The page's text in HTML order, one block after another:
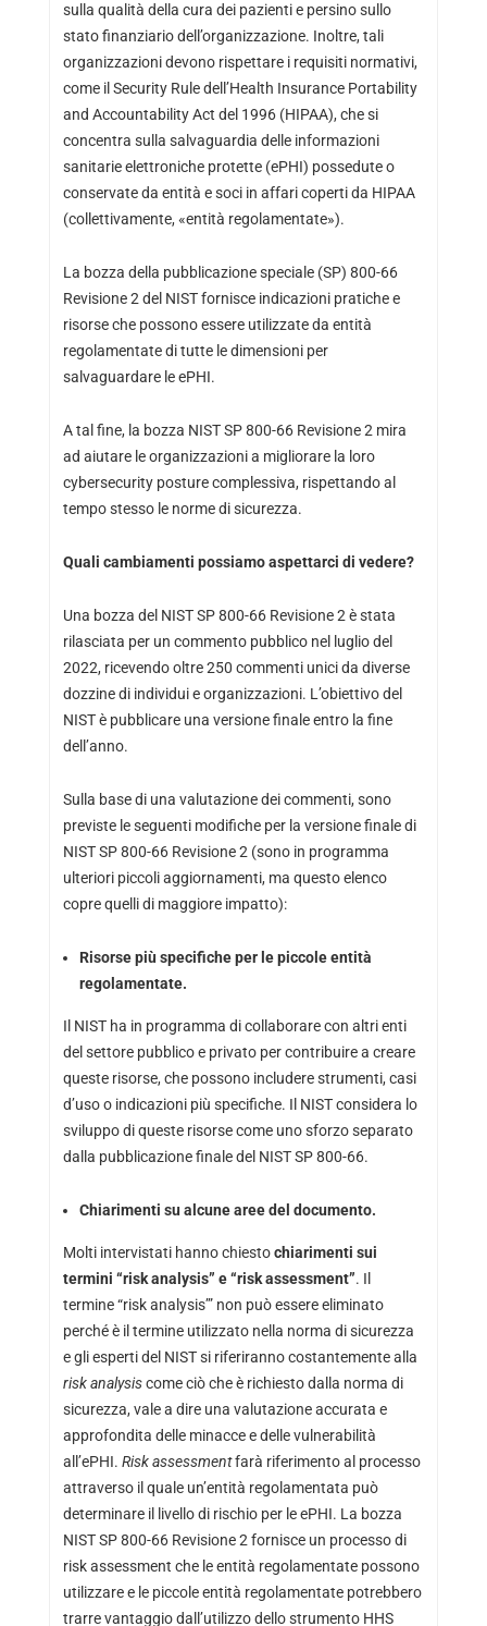
sulla qualità della cura dei pazienti e persino sullo
stato finanziario dell’organizzazione. Inoltre, tali
organizzazioni devono rispettare i requisiti normativi,
come il Security Rule dell’Health Insurance Portability
and Accountability Act del 1996 (HIPAA), che si
concentra sulla salvaguardia delle informazioni
sanitarie elettroniche protette (ePHI) possedute o
conservate da entità e soci in affari coperti da HIPAA
(collettivamente, «entità regolamentate»).
La bozza della pubblicazione speciale (SP) 800-66
Revisione 2 del NIST fornisce indicazioni pratiche e
risorse che possono essere utilizzate da entità
regolamentate di tutte le dimensioni per
salvaguardare le ePHI.
A tal fine, la bozza NIST SP 800-66 Revisione 2 mira
ad aiutare le organizzazioni a migliorare la loro
cybersecurity posture complessiva, rispettando al
tempo stesso le norme di sicurezza.
Quali cambiamenti possiamo aspettarci di vedere?
Una bozza del NISTSP 800-66 Revisione 2 è stata
rilasciata per un commento pubblico nel luglio del
2022, ricevendo oltre 250 commenti unici da diverse
dozzine di individui e organizzazioni. L’obiettivo del
NIST è pubblicare una versione finale entro la fine
dell’anno.
Sulla base di una valutazione dei commenti, sono
previste le seguenti modifiche per la versione finale di
NIST SP 800-66 Revisione 2 (sono in programma
ulteriori piccoli aggiornamenti, ma questo elenco
copre quelli di maggiore impatto):
Risorse più specifiche per le piccole entità
regolamentate.
Il NIST ha in programma di collaborare con altri enti
del settore pubblico e privato per contribuire a creare
queste risorse, che possono includere strumenti, casi
d’uso o indicazioni più specifiche. Il NIST considera lo
sviluppo di queste risorse come uno sforzo separato
dalla pubblicazione finale del NIST SP 800-66.
Chiarimenti su alcune aree del documento.
Molti intervistati hanno chiestochiarimenti sui
termini “risk analysis” e “risk assessment”. Il
termine “risk analysis’” non può essere eliminato
perché è il termine utilizzato nella norma di sicurezza
e gli esperti del NIST si riferiranno costantemente alla
risk analysiscome ciò che è richiesto dalla norma di
sicurezza, vale a dire una valutazione accurata e
approfondita delle minacce e delle vulnerabilità
all’ePHI. Risk assessmentfarà riferimento al processo
attraverso il quale un’entità regolamentata può
determinare il livello di rischio per le ePHI. La bozza
NIST SP 800-66 Revisione 2 fornisce un processo di
risk assessment che le entità regolamentate possono
utilizzare e le piccole entità regolamentate potrebbero
trarre vantaggio dall’utilizzo dello strumento HHS